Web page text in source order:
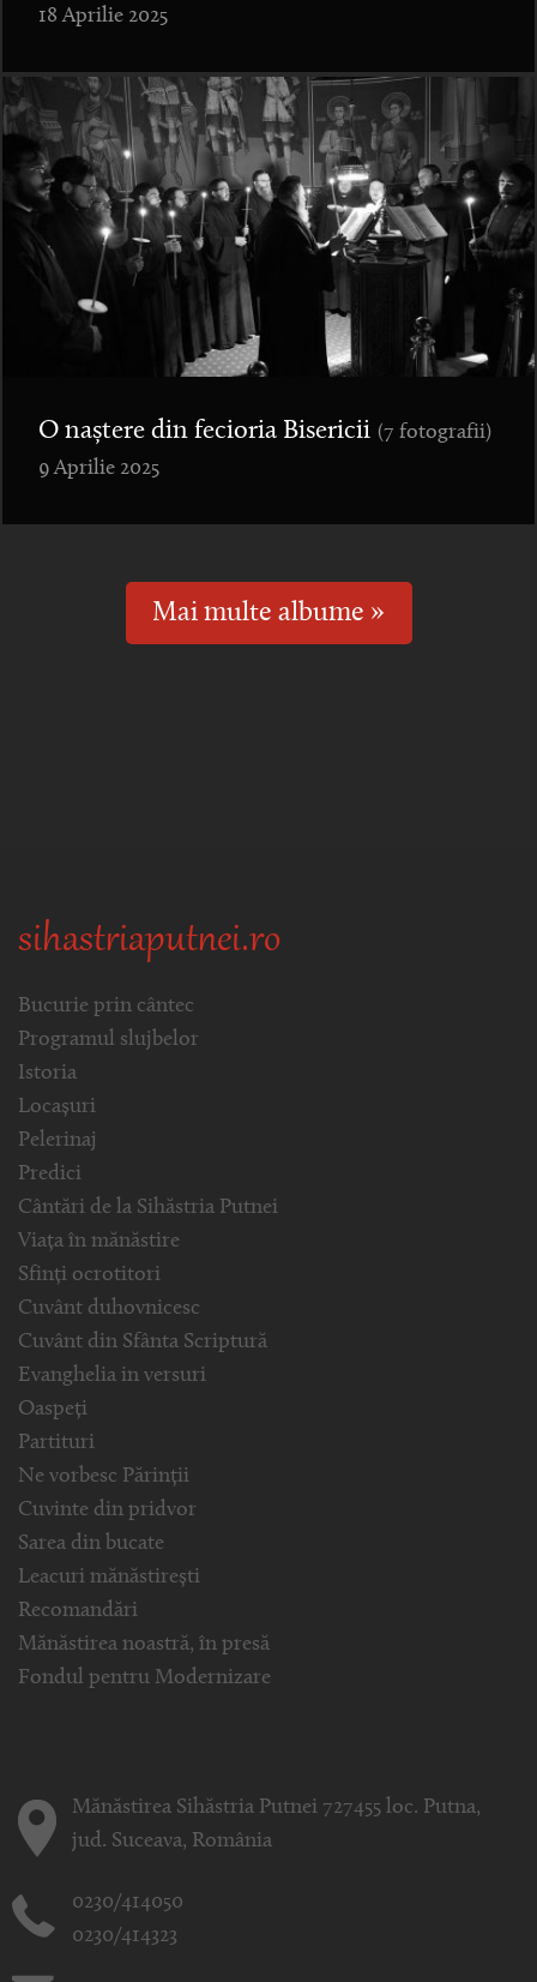
18 Aprilie 2025
O naștere din fecioria Bisericii (7 fotografii)
9 Aprilie 2025
Mai multe albume »
sihastriaputnei.ro
Bucurie prin cântec
Programul slujbelor
Istoria
Locașuri
Pelerinaj
Predici
Cântări de la Sihăstria Putnei
Viața în mănăstire
Sfinți ocrotitori
Cuvânt duhovnicesc
Cuvânt din Sfânta Scriptură
Evanghelia in versuri
Oaspeți
Partituri
Ne vorbesc Părinții
Cuvinte din pridvor
Sarea din bucate
Leacuri mănăstirești
Recomandări
Mănăstirea noastră, în presă
Fondul pentru Modernizare
Mănăstirea Sihăstria Putnei 727455 loc. Putna,
jud. Suceava, România
0230/414050
0230/414323